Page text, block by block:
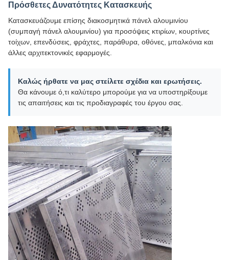
Πρόσθετες Δυνατότητες Κατασκευής
Κατασκευάζουμε επίσης διακοσμητικά πάνελ αλουμινίου
(συμπαγή πάνελ αλουμινίου) για προσόψεις κτιρίων, κουρτίνες
τοίχων, επενδύσεις, φράχτες, παράθυρα, οθόνες, μπαλκόνια και
άλλες αρχιτεκτονικές εφαρμογές.
Καλώς ήρθατε να μας στείλετε σχέδια και ερωτήσεις.
Θα κάνουμε ό,τι καλύτερο μπορούμε για να υποστηρίξουμε
τις απαιτήσεις και τις προδιαγραφές του έργου σας.